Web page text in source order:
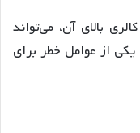
بالای آن، می‌تواند
از عوامل خطر برای